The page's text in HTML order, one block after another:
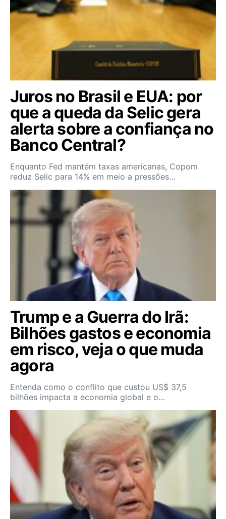
Juros no Brasil e EUA: por
que a queda da Selic gera
alerta sobre a confiança no
Banco Central?
Enquanto Fed mantém taxas americanas, Copom
reduz Selic para 14% em meio a pressões…
Trump e a Guerra do Irã:
Bilhões gastos e economia
em risco, veja o que muda
agora
Entenda como o conflito que custou US$ 37,5
bilhões impacta a economia global e o…